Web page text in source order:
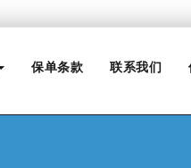
保单条款 联系我们